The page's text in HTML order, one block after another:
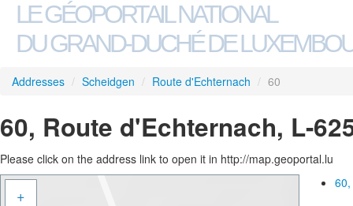
LE GÉOPORTAIL NATIONAL
DU GRAND-DUCHÉ DE
Addresses / Scheidgen / Route d'Echternach / 60
60, Route d'Echternach, L-
Please click on the address link to open it in http://map.geoportal.lu
+